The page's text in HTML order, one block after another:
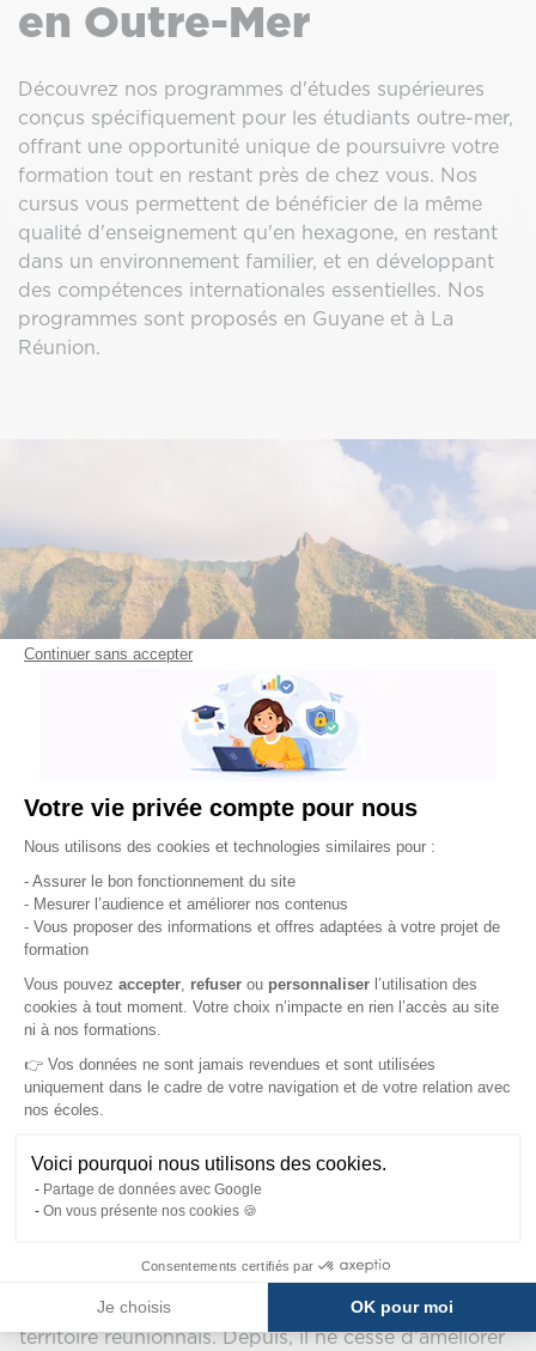
Continuer sans accepter
Votre vie privée compte pour nous
Plateforme de Gestion du Consentement :
Nous utilisons des cookies et technologies similaires pour :
- Assurer le bon fonctionnement du site
- Mesurer l’audience et améliorer nos contenus
- Vous proposer des informations et offres adaptées à votre projet de
formation
Vous pouvez accepter refuser ou personnaliser l’utilisation des
cookies à tout moment. Votre choix n’impacte en rien l’accès au site
ni à nos formations.
👉 Vos données ne sont jamais revendues et sont utilisées
uniquement dans le cadre de votre navigation et de votre relation avec
nos écoles.
Voici pourquoi nous utilisons des cookies.
Partage de données avec Google
On vous présente nos cookies 🍪
Consentements certifiés par
Je choisis OK pour moi
Axeptio consent
en Outre-Mer
Découvrez nos programmes d'études supérieures
conçus spécifiquement pour les étudiants outre-mer,
offrant une opportunité unique de poursuivre votre
formation tout en restant près de chez vous. Nos
cursus vous permettent de bénéficier de la même
qualité d'enseignement qu'en hexagone, en restant
dans un environnement familier, et en développant
des compétences internationales essentielles. Nos
programmes sont proposés en Guyane et à La
Réunion.
Nos formations sur l'Ile de
Les cours se déroulent au sein des locaux de notre
partenaire l'IFR. Tous les cursus proposés sont en
alternance.
Manager de la communication
Responsable de Communication
maintenant 20 ans. Il a été fondé par Loetitia Novello
afin de répondre aux besoins du bassin d’emploi du
territoire réunionnais. Depuis, il ne cesse d’améliorer